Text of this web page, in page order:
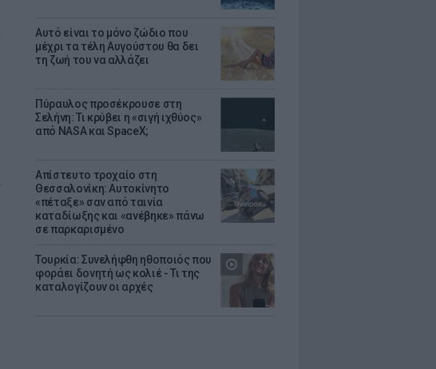
Αυτό είναι το μόνο ζώδιο που
μέχρι τα τέλη Αυγούστου θα δει
τη ζωή του να αλλάζει
Πύραυλος προσέκρουσε στη
Σελήνη: Τι κρύβει η «σιγή ιχθύος»
από NASA και SpaceX;
Απίστευτο τροχαίο στη
Θεσσαλονίκη: Αυτοκίνητο
«πέταξε» σαν από ταινία
καταδίωξης και «ανέβηκε» πάνω
σε παρκαρισμένο
Τουρκία: Συνελήφθη ηθοποιός που
φοράει δoνητή ως κολιέ - Τι της
καταλογίζουν οι αρχές